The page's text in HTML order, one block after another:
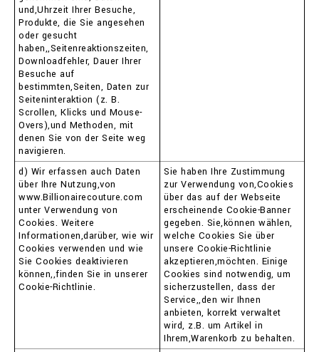
und,Uhrzeit Ihrer Besuche,
Produkte, die Sie angesehen
oder gesucht
haben,,Seitenreaktionszeiten,
Downloadfehler, Dauer Ihrer
Besuche auf
bestimmten,Seiten, Daten zur
Seiteninteraktion (z. B.
Scrollen, Klicks und Mouse-
Overs),und Methoden, mit
denen Sie von der Seite weg
navigieren.
d) Wir erfassen auch Daten
über Ihre Nutzung,von
www.Billionairecouture.com
unter Verwendung von
Cookies. Weitere
Informationen,darüber, wie wir
Cookies verwenden und wie
Sie Cookies deaktivieren
können,,finden Sie in unserer
Cookie-Richtlinie.
Sie haben Ihre Zustimmung
zur Verwendung von,Cookies
über das auf der Webseite
erscheinende Cookie-Banner
gegeben. Sie,können wählen,
welche Cookies Sie über
unsere Cookie-Richtlinie
akzeptieren,möchten. Einige
Cookies sind notwendig, um
sicherzustellen, dass der
Service,,den wir Ihnen
anbieten, korrekt verwaltet
wird, z.B. um Artikel in
Ihrem,Warenkorb zu behalten.